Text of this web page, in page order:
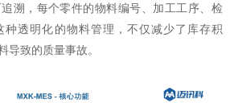
溯，每个零件的物料编号、加工工序、检
种透明化的物料管理，不仅减少了库存积
导致的质量事故。